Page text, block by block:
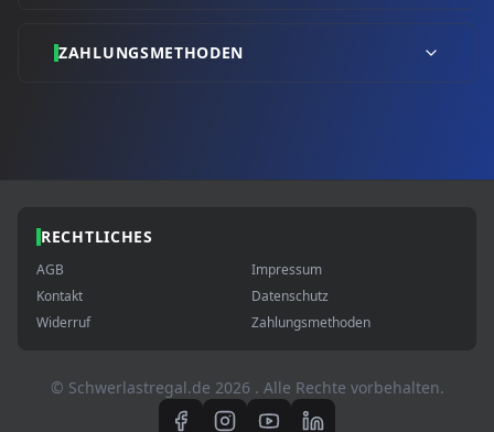
ZAHLUNGSMETHODEN
RECHTLICHES
AGB
Impressum
Kontakt
Datenschutz
Widerruf
Zahlungsmethoden
© Schwerlastregal.de 2026 . Alle Rechte vorbehalten.